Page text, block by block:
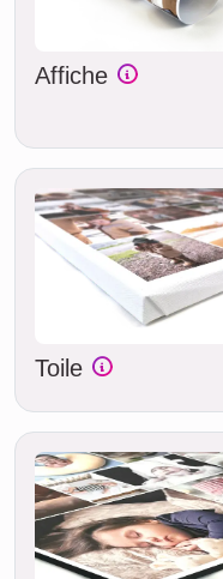
Affiche
Toile